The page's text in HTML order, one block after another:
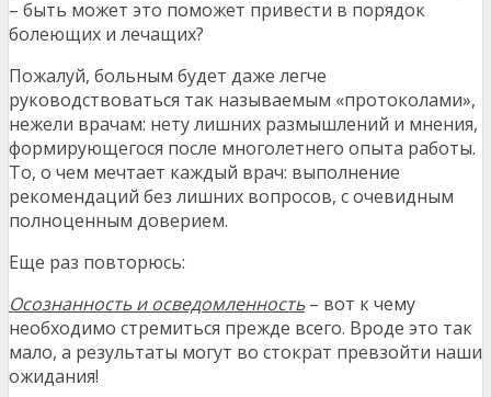
– быть может это поможет привести в порядок
болеющих и лечащих?
Пожалуй, больным будет даже легче
руководствоваться так называемым «протоколами»,
нежели врачам: нету лишних размышлений и мнения,
формирующегося после многолетнего опыта работы.
То, о чем мечтает каждый врач: выполнение
рекомендаций без лишних вопросов, с очевидным
полноценным доверием.
Еще раз повторюсь:
Осознанность и осведомленность– вот к чему
необходимо стремиться прежде всего. Вроде это так
мало, а результаты могут во стократ превзойти наши
ожидания!